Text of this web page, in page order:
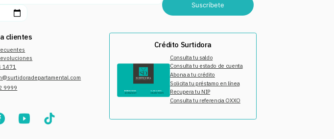
Suscríbete
clientes
1471
9999
Crédito Surtidora
Consulta tu saldo
Consulta tu estado de cuenta
Abona a tu crédito
Solicita tu préstamo en línea
Recupera tu NIP
Consulta tu referencia OXXO